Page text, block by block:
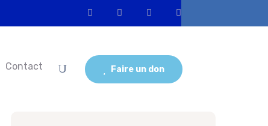
Contact Faire un don